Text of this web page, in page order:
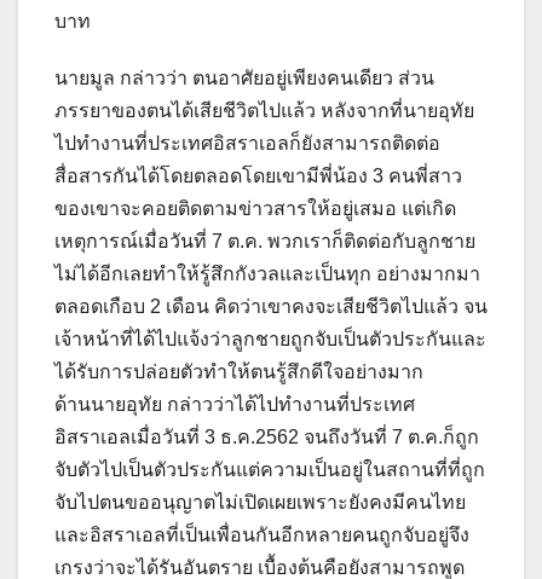
บาท
นายมูล กล่าวว่า ตนอาศัยอยู่เพียงคนเดียว ส่วน
ภรรยาของตนได้เสียชีวิตไปแล้ว หลังจากที่นายอุทัย
ไปทำงานที่ประเทศอิสราเอลก็ยังสามารถติดต่อ
สื่อสารกันได้โดยตลอดโดยเขามีพี่น้อง 3 คนพี่สาว
ของเขาจะคอยติดตามข่าวสารให้อยู่เสมอ แต่เกิด
เหตุการณ์เมื่อวันที่ 7 ต.ค. พวกเราก็ติดต่อกับลูกชาย
ไม่ได้อีกเลยทำให้รู้สึกกังวลและเป็นทุก อย่างมากมา
ตลอดเกือบ 2 เดือน คิดว่าเขาคงจะเสียชีวิตไปแล้ว จน
เจ้าหน้าที่ได้ไปแจ้งว่าลูกชายถูกจับเป็นตัวประกันและ
ได้รับการปล่อยตัวทำให้ตนรู้สึกดีใจอย่างมาก
ด้านนายอุทัย กล่าวว่าได้ไปทำงานที่ประเทศ
อิสราเอลเมื่อวันที่ 3 ธ.ค.2562 จนถึงวันที่ 7 ต.ค.ก็ถูก
จับตัวไปเป็นตัวประกันแต่ความเป็นอยู่ในสถานที่ที่ถูก
จับไปตนขออนุญาตไม่เปิดเผยเพราะยังคงมีคนไทย
และอิสราเอลที่เป็นเพื่อนกันอีกหลายคนถูกจับอยู่จึง
เกรงว่าจะได้รันอันตราย เบื้องต้นคือยังสามารถพูด